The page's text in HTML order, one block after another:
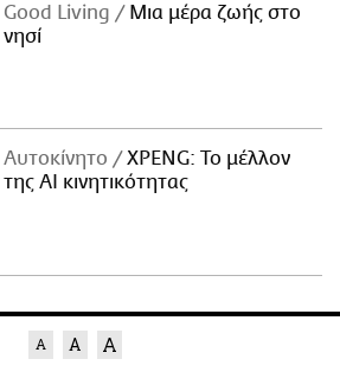
Good Living
Μια μέρα ζωής στο
νησί
Αυτοκίνητο
XPENG: Το μέλλον
της AI κινητικότητας